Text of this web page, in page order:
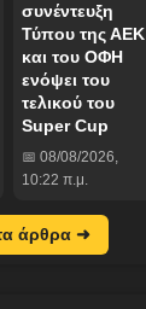
συνέντευξη
Τύπου της ΑΕΚ
και του ΟΦΗ
ενόψει του
τελικού του
Super Cup
📅 08/08/2026,
10:22 π.μ.
άρθρα ➜